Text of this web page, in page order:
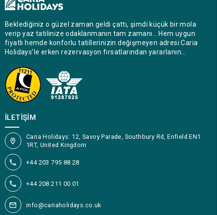
Beklediğiniz o güzel zaman geldi çattı, şimdi küçük bir mola
verip yaz tatilinize odaklanmanın tam zamanı… Hem uygun
fiyatlı hemde konforlu tatillerinizin değişmeyen adresi Caria
Holidays’le erken rezervasyon fırsatlarından yararlanın…
İLETIŞIM
Caria Holidays: 12, Savoy Parade, Southbury Rd, Enfield EN1
1RT, United Kingdom
+44 203 795 88 28
+44 208 211 00 01
info@cariaholidays.co.uk